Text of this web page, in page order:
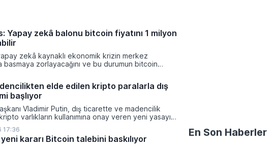
Yapay zekâ balonu bitcoin fiyatını 1 milyon
zekâ kaynaklı ekonomik krizin merkez
basmaya zorlayacağını ve bu durumun bitcoin
kredi krizinin küresel likidite artışına yol
ve bitcoinin bu süreçte en hızlı tepki veren varlık
elde edilen kripto paralarla dış
başlıyor
Vladimir Putin, dış ticarette ve madencilik
varlıkların kullanımına onay veren yeni yasayı
bu düzenleme çerçevesinde madencilikten
paraların belirli şartlar altında dolaşımına ve menkul
kullanılmasına olanak sağlanıyor.
17:36
kararı Bitcoin talebini baskılıyor
En Son Haberler